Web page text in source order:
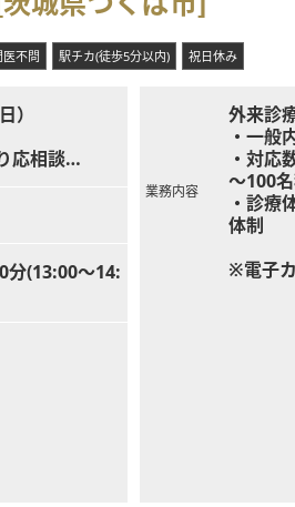
医不問 駅チカ(徒歩5分以内) 祝日休み
）
応相談
(13:00〜14:
業務内容
外来診
・一般
・対応
～100
・診療
体制
※電子